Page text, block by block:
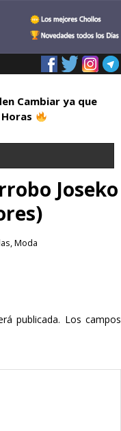
Cambiar ya que
Joseko
,Moda
publicada. Los campos